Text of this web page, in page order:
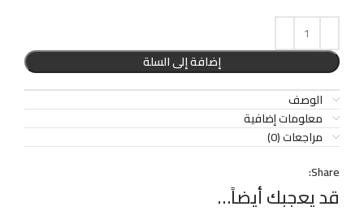
إضافة إلى السلة
الوصف
معلومات إضافية
مراجعات (0)
Share:
قد يعجبك أيضاً…